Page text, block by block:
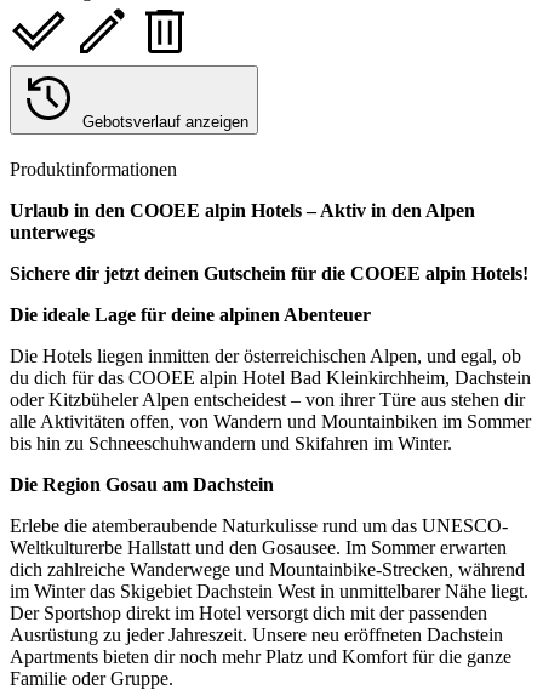
Gebotsverlauf anzeigen
Produktinformationen
Urlaub in den COOEE alpin Hotels – Aktiv in den Alpen
unterwegs
Sichere dir jetzt deinen Gutschein für die COOEE alpin Hotels!
Die ideale Lage für deine alpinen Abenteuer
Die Hotels liegen inmitten der österreichischen Alpen, und egal, ob
du dich für das COOEE alpin Hotel Bad Kleinkirchheim, Dachstein
oder Kitzbüheler Alpen entscheidest – von ihrer Türe aus stehen dir
alle Aktivitäten offen, von Wandern und Mountainbiken im Sommer
bis hin zu Schneeschuhwandern und Skifahren im Winter.
Die Region Gosau am Dachstein
Erlebe die atemberaubende Naturkulisse rund um das UNESCO-
Weltkulturerbe Hallstatt und den Gosausee. Im Sommer erwarten
dich zahlreiche Wanderwege und Mountainbike-Strecken, während
im Winter das Skigebiet Dachstein West in unmittelbarer Nähe liegt.
Der Sportshop direkt im Hotel versorgt dich mit der passenden
Ausrüstung zu jeder Jahreszeit. Unsere neu eröffneten Dachstein
Apartments bieten dir noch mehr Platz und Komfort für die ganze
Familie oder Gruppe.